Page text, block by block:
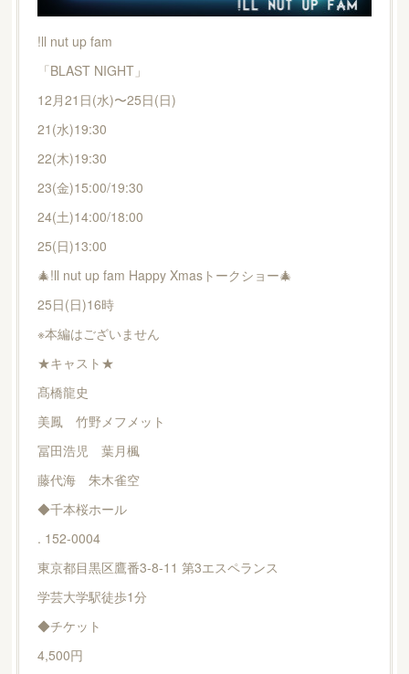
!ll nut up fam
「BLAST NIGHT」
12月21日(水)〜25日(日)
21(水)19:30
22(木)19:30
23(金)15:00/19:30
24(土)14:00/18:00
25(日)13:00
🎄!ll nut up fam Happy Xmasトークショー🎄
25日(日)16時
※本編はございません
★キャスト★
髙橋龍史
美鳳 竹野メフメット
冨田浩児 葉月楓
藤代海 朱木雀空
◆千本桜ホール
. 152-0004
東京都目黒区鷹番3-8-11 第3エスペランス
学芸大学駅徒歩1分
◆チケット
4,500円